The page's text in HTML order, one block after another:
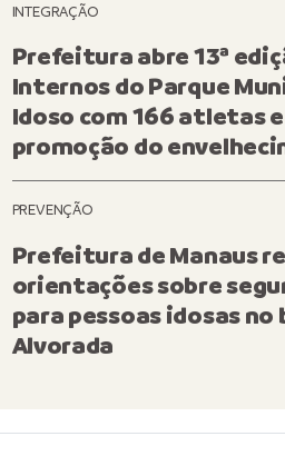
INTEGRAÇÃO
Prefeitura abre 13ª
Internos do Parque
Idoso com 166 atletas
promoção do
PREVENÇÃO
Prefeitura de Manaus
orientações sobre
para pessoas idosas no
Alvorada